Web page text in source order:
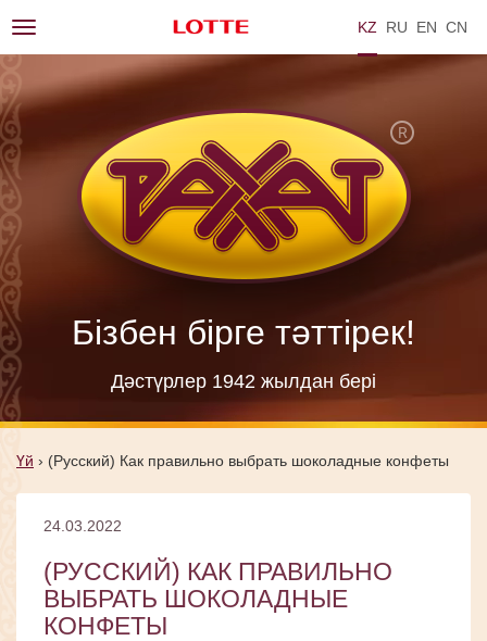
KZ RU EN ZH
Бізбен бірге тәттірек!
Дәстүрлер 1942 жылдан берi
Toggle
navigation
Үй › (Русский) Как правильно выбрать шоколадные конфеты
24.03.2022
(РУССКИЙ) КАК ПРАВИЛЬНО
ВЫБРАТЬ ШОКОЛАДНЫЕ
КОНФЕТЫ